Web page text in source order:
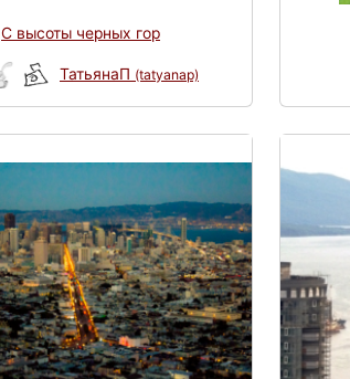
С высоты черных гор
ТатьянаП (tatyanap)